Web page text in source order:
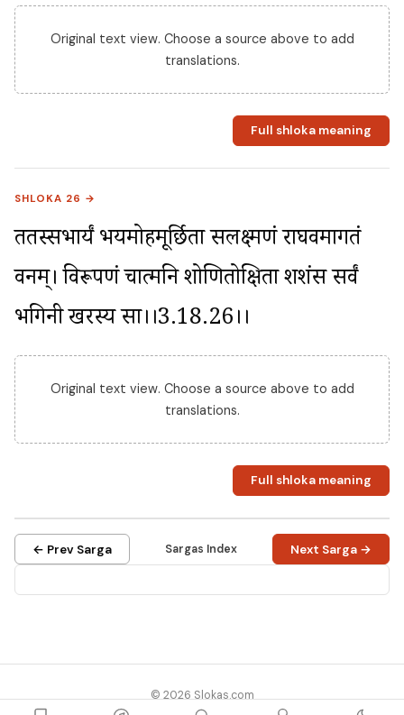
Original text view. Choose a source above to add
translations.
Full shloka meaning
SHLOKA 26 →
ततस्सभार्यं भयमोहमूर्छिता सलक्ष्मणं राघवमागतं
वनम्। विरूपणं चात्मनि शोणितोक्षिता शशंस सर्वं
भगिनी खरस्य सा।।3.18.26।।
Original text view. Choose a source above to add
translations.
Full shloka meaning
← Prev Sarga Sargas Index Next Sarga →
© 2026 Slokas.com